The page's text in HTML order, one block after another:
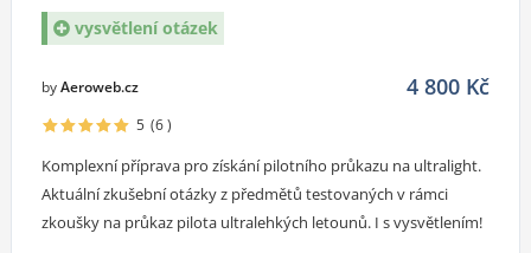
vysvětlení otázek
byAeroweb.cz 4 800 Kč
5 (6)
Komplexní příprava pro získání pilotního průkazu na ultralight.
Aktuální zkušební otázky z předmětů testovaných v rámci
zkoušky na průkaz pilota ultralehkých letounů. I s vysvětlením!